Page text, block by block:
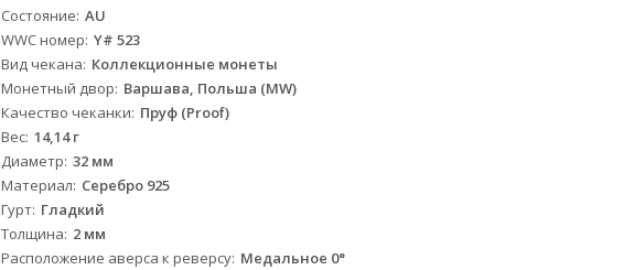
Состояние AU
WWC номер Y# 523
Вид чекана Коллекционные монеты
Монетный двор Варшава, Польша (MW)
Качество чеканки Пруф (Proof)
Вес 14,14 г
Диаметр 32 мм
Материал Серебро 925
Гурт Гладкий
Толщина 2 мм
Расположение аверса к реверсу Медальное 0°